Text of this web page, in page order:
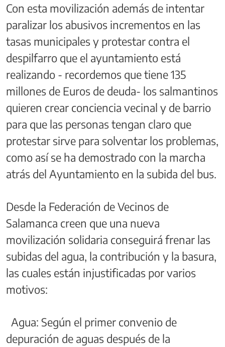
Con esta movilización además de intentar
paralizar los abusivos incrementos en las
tasas municipales y protestar contra el
despilfarro que el ayuntamiento está
realizando - recordemos que tiene 135
millones de Euros de deuda- los salmantinos
quieren crear conciencia vecinal y de barrio
para que las personas tengan claro que
protestar sirve para solventar los problemas,
como así se ha demostrado con la marcha
atrás del Ayuntamiento en la subida del bus.
Desde la Federación de Vecinos de
Salamanca creen que una nueva
movilización solidaria conseguirá frenar las
subidas del agua, la contribución y la basura,
las cuales están injustificadas por varios
motivos:
Agua: Según el primer convenio de
depuración de aguas después de la